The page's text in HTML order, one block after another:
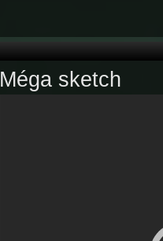
Méga sketch